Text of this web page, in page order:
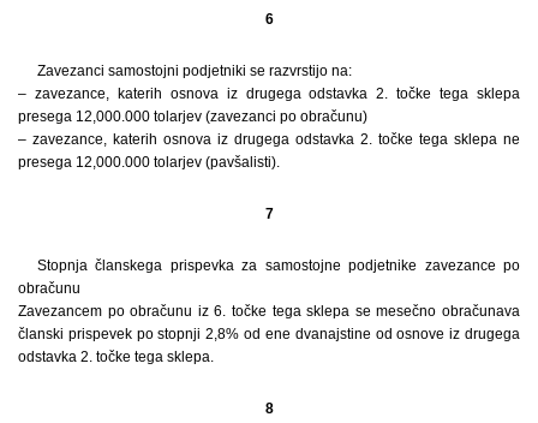
6
Zavezanci samostojni podjetniki se razvrstijo na:
– zavezance, katerih osnova iz drugega odstavka 2. točke tega sklepa
presega 12,000.000 tolarjev (zavezanci po obračunu)
– zavezance, katerih osnova iz drugega odstavka 2. točke tega sklepa ne
presega 12,000.000 tolarjev (pavšalisti).
7
Stopnja članskega prispevka za samostojne podjetnike zavezance po
obračunu
Zavezancem po obračunu iz 6. točke tega sklepa se mesečno obračunava
članski prispevek po stopnji 2,8% od ene dvanajstine od osnove iz drugega
odstavka 2. točke tega sklepa.
8